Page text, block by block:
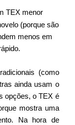
TEX menor
(porque são
menos em
(como
ainda usam o
opções, o TEX é
mostra uma
Na hora de